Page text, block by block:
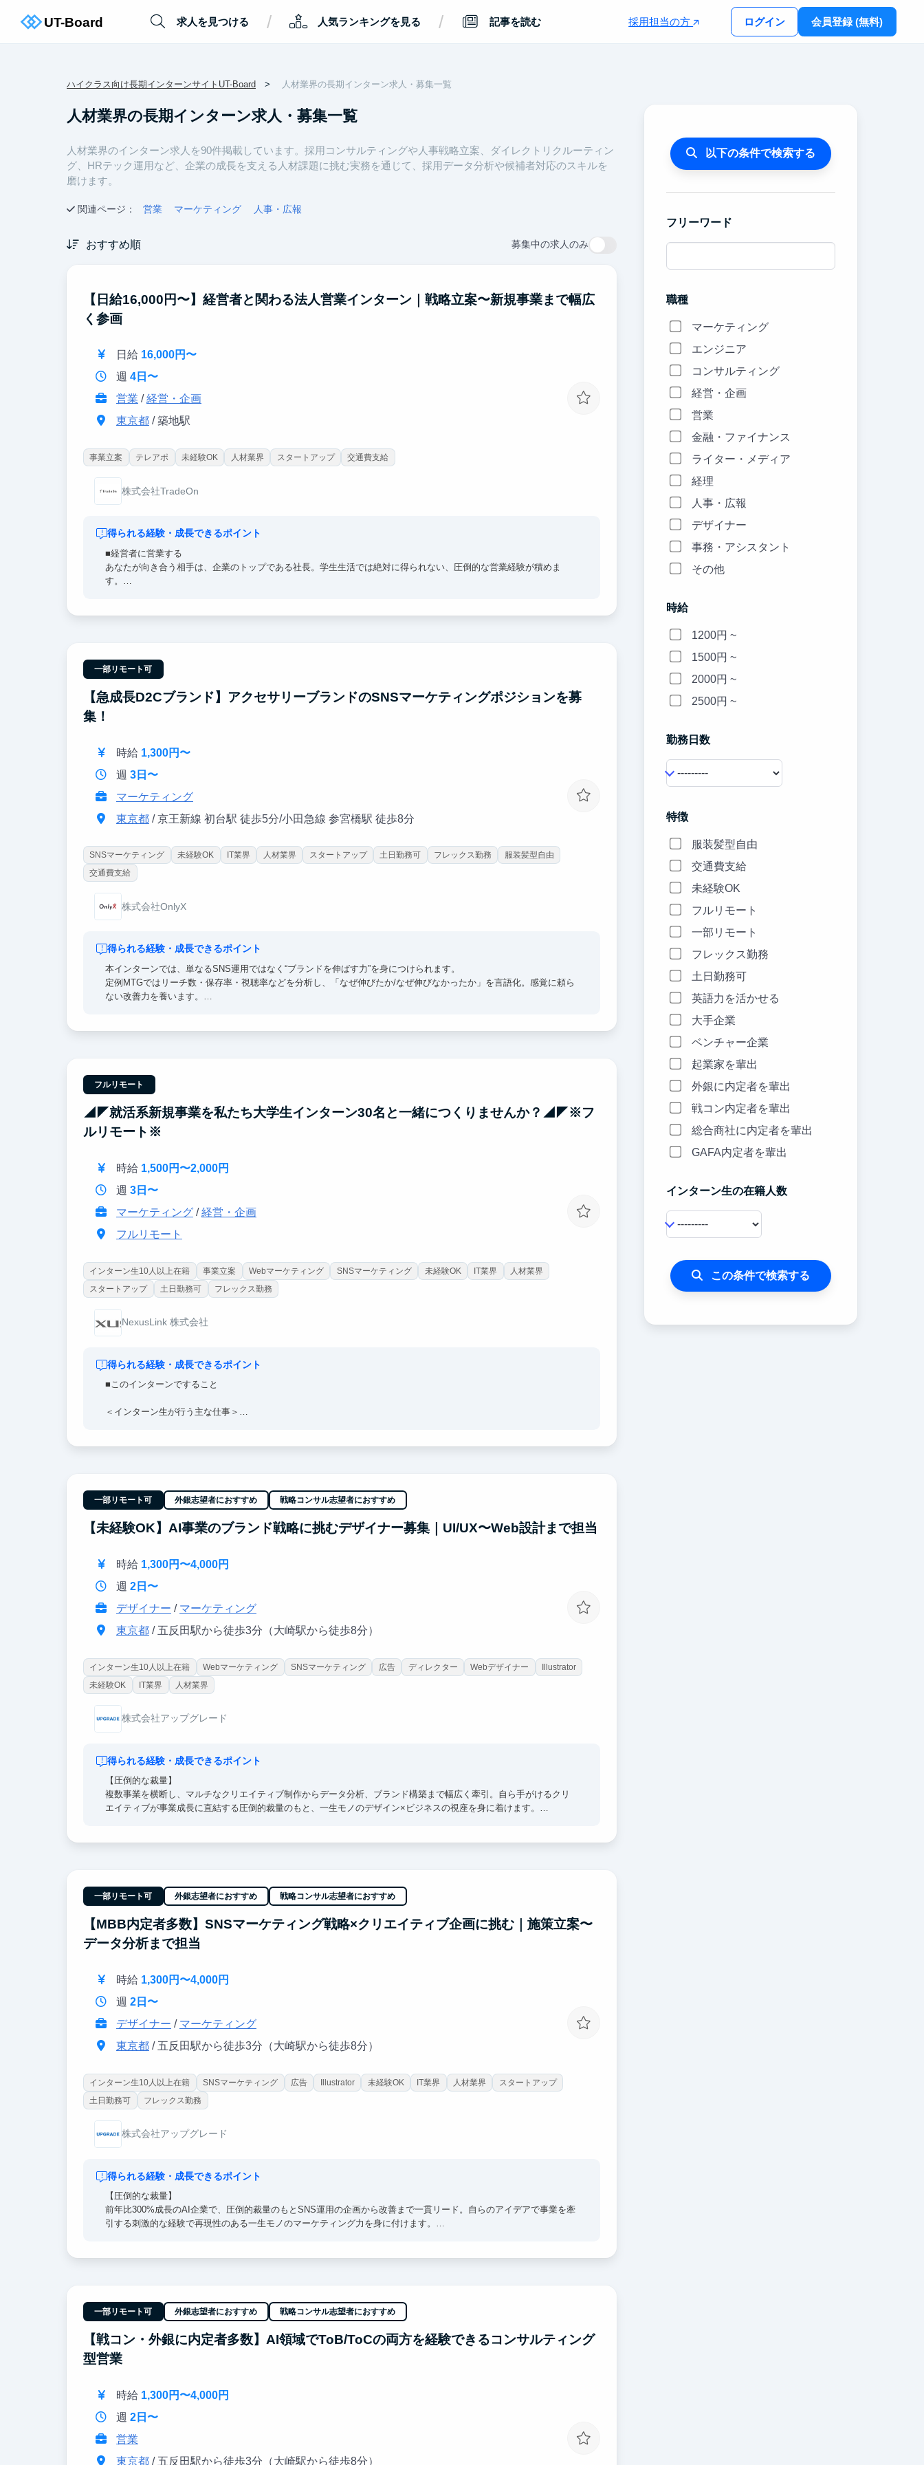
求人を見つける / 人気ランキングを見る / 記事を読む 採用担当の方 ログイン 会員登録 (無料)
ハイクラス向け長期インターンサイトUT-Board 人材業界の長期インターン求人・募集一覧
人材業界の長期インターン求人・募集一覧
人材業界のインターン求人を90件掲載しています。採用コンサルティングや人事戦略立案、ダイレクトリクルーティン
グ、HRテック運用など、企業の成長を支える人材課題に挑む実務を通じて、採用データ分析や候補者対応のスキルを
磨けます。
関連ページ： 営業 マーケティング 人事・広報
おすすめ順 募集中の求人のみ
【日給16,000円〜】経営者と関わる法人営業インターン｜戦略立案〜新規事業まで幅広
く参画
日給 16,000円〜
週 4日〜
営業 /経営・企画
東京都/ 築地駅
事業立案 テレアポ 未経験OK 人材業界 スタートアップ 交通費支給
株式会社TradeOn
得られる経験・成長できるポイント
■経営者に営業する
あなたが向き合う相手は、企業のトップである社長。学生生活では絶対に得られない、圧倒的な営業経験が積めま
す。
任される仕事は社員と同じ。お手伝いではなく、事業を伸ばす当事者として働いてもらいます。
■自分の成果が、会社を動かす
あなたの提案改善が、営業戦略を変える。スタートアップだからこそ、インターンの成果が事業に直結します。
成果次第で正社員、将来的には幹部候補へ。本気で経営に関わりたい人を本気で育てます。
一部リモート可
【急成長D2Cブランド】アクセサリーブランドのSNSマーケティングポジションを募
集！
時給 1,300円〜
週 3日〜
マーケティング
東京都/ 京王新線 初台駅 徒歩5分/小田急線 参宮橋駅 徒歩8分
SNSマーケティング 未経験OK IT業界 人材業界 スタートアップ 土日勤務可 フレックス勤務
服装髪型自由
交通費支給
株式会社OnlyX
得られる経験・成長できるポイント
本インターンでは、単なるSNS運用ではなく“ブランドを伸ばす力”を身につけられます。
定例MTGではリーチ数・保存率・視聴率などを分析し、「なぜ伸びたか/なぜ伸びなかったか」を言語化。感覚に頼ら
ない改善力を養います。
就職活動でも、数値改善経験など具体的な成果として語れる経験を積むことができます。
フルリモート
◢◤就活系新規事業を私たち大学生インターン30名と一緒につくりませんか？◢◤※フ
ルリモート※
時給 1,500円〜2,000円
週 3日〜
マーケティング/経営・企画
フルリモート
インターン生10人以上在籍 事業立案 Webマーケティング SNSマーケティング 未経験OK IT業界
人材業界
スタートアップ
土日勤務可 フレックス勤務
NexusLink 株式会社
得られる経験・成長できるポイント
■このインターンですること
＜インターン生が行う主な仕事＞
■参画のメリット
・実利売上計上のガクチカ作成ができる
・インターン等完全未経験OK（ほとんど皆さん未経験です）
・大手企業がスポンサーとして応援してくれています
・約10名の同世代の学生がチームでサポートしあいます
一部リモート可 外銀志望者におすすめ 戦略コンサル志望者におすすめ
【未経験OK】AI事業のブランド戦略に挑むデザイナー募集｜UI/UX〜Web設計まで担当
時給 1,300円〜4,000円
週 2日〜
デザイナー / マーケティング
東京都/ 五反田駅から徒歩3分（大崎駅から徒歩8分）
インターン生10人以上在籍 Webマーケティング SNSマーケティング 広告 ディレクター Webデザイナー
Illustrator
未経験OK
IT業界 人材業界
株式会社アップグレード
得られる経験・成長できるポイント
【圧倒的な裁量】
複数事業を横断し、マルチなクリエイティブ制作からデータ分析、ブランド構築まで幅広く牽引。自ら手がけるクリ
エイティブが事業成長に直結する圧倒的裁量のもと、一生モノのデザイン×ビジネスの視座を身に着けます。
【東大早慶8割】
高倍率を突破したトップ層が集結。オフィスに来るだけで視座が高まる刺激を受けることができます。過去、インタ
ーン生は戦略コンサル・外銀・総合商社等のトップ企業へ内定しています。
一部リモート可 外銀志望者におすすめ 戦略コンサル志望者におすすめ
【MBB内定者多数】SNSマーケティング戦略×クリエイティブ企画に挑む｜施策立案〜
データ分析まで担当
時給 1,300円〜4,000円
週 2日〜
デザイナー / マーケティング
東京都/ 五反田駅から徒歩3分（大崎駅から徒歩8分）
インターン生10人以上在籍 SNSマーケティング 広告 Illustrator 未経験OK IT業界 人材業界
スタートアップ
土日勤務可
フレックス勤務
株式会社アップグレード
得られる経験・成長できるポイント
【圧倒的な裁量】
前年比300%成長のAI企業で、圧倒的裁量のもとSNS運用の企画から改善まで一貫リード。自らのアイデアで事業を牽
引する刺激的な経験で再現性のある一生モノのマーケティング力を身に付けます。
【東大早慶8割】
高倍率を突破したトップ層が集結。オフィスに来るだけで視座が高まる刺激を受けることができます。過去にインタ
ーン生は戦略コンサル・外銀・総合商社等のトップ企業へ内定しています。
一部リモート可 外銀志望者におすすめ 戦略コンサル志望者におすすめ
【戦コン・外銀に内定者多数】AI領域でToB/ToCの両方を経験できるコンサルティング
型営業
時給 1,300円〜4,000円
週 2日〜
営業
東京都/ 五反田駅から徒歩3分（大崎駅から徒歩8分）
以下の条件で検索する
フリーワード
職種
マーケティング
エンジニア
コンサルティング
経営・企画
営業
金融・ファイナンス
ライター・メディア
経理
人事・広報
デザイナー
事務・アシスタント
その他
時給
1200円 ~
1500円 ~
2000円 ~
2500円 ~
勤務日数
特徴
服装髪型自由
交通費支給
未経験OK
フルリモート
一部リモート
フレックス勤務
土日勤務可
英語力を活かせる
大手企業
ベンチャー企業
起業家を輩出
外銀に内定者を輩出
戦コン内定者を輩出
総合商社に内定者を輩出
GAFA内定者を輩出
インターン生の在籍人数
この条件で検索する